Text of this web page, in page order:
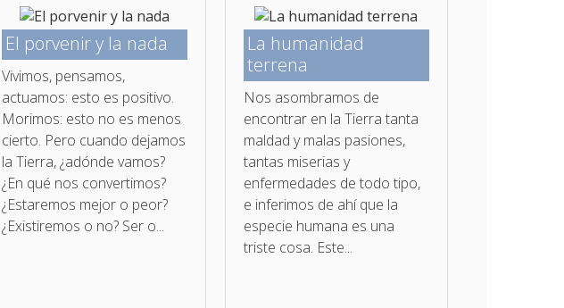
El porvenir y la nada
Vivimos, pensamos,
actuamos: esto es positivo.
Morimos: esto no es menos
cierto. Pero cuando dejamos
la Tierra, ¿adónde vamos?
¿En qué nos convertimos?
¿Estaremos mejor o peor?
¿Existiremos o no? Ser o...
La humanidad
terrena
Nos asombramos de
encontrar en la Tierra tanta
maldad y malas pasiones,
tantas miserias y
enfermedades de todo tipo,
e inferimos de ahí que la
especie humana es una
triste cosa. Este...